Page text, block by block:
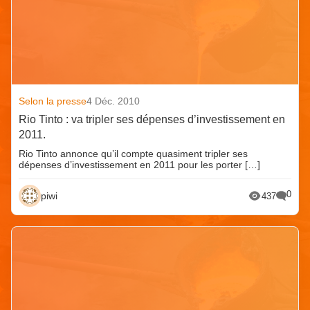
Selon la presse4 Déc. 2010
Rio Tinto : va tripler ses dépenses d’investissement en
2011.
Rio Tinto annonce qu’il compte quasiment tripler ses
dépenses d’investissement en 2011 pour les porter […]
piwi 437 0